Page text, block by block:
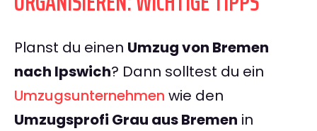
Planst du einen Umzug von Bremen
nach Ipswich? Dann solltest du ein
Umzugsunternehmen wie den
Umzugsprofi Grau aus Bremen in